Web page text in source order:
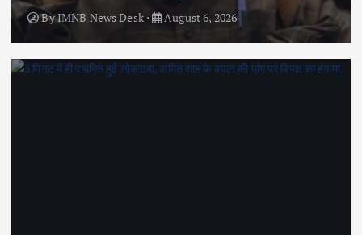
ByIMNB News Desk August 6, 2026